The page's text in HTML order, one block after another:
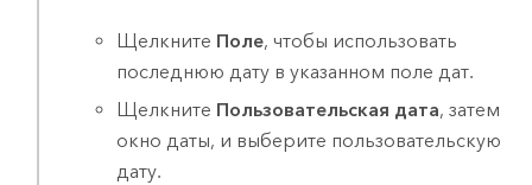
Щелкните Поле, чтобы использовать
последнюю дату в указанном поле дат.
Щелкните Пользовательская дата, затем
окно даты, и выберите пользовательскую
дату.